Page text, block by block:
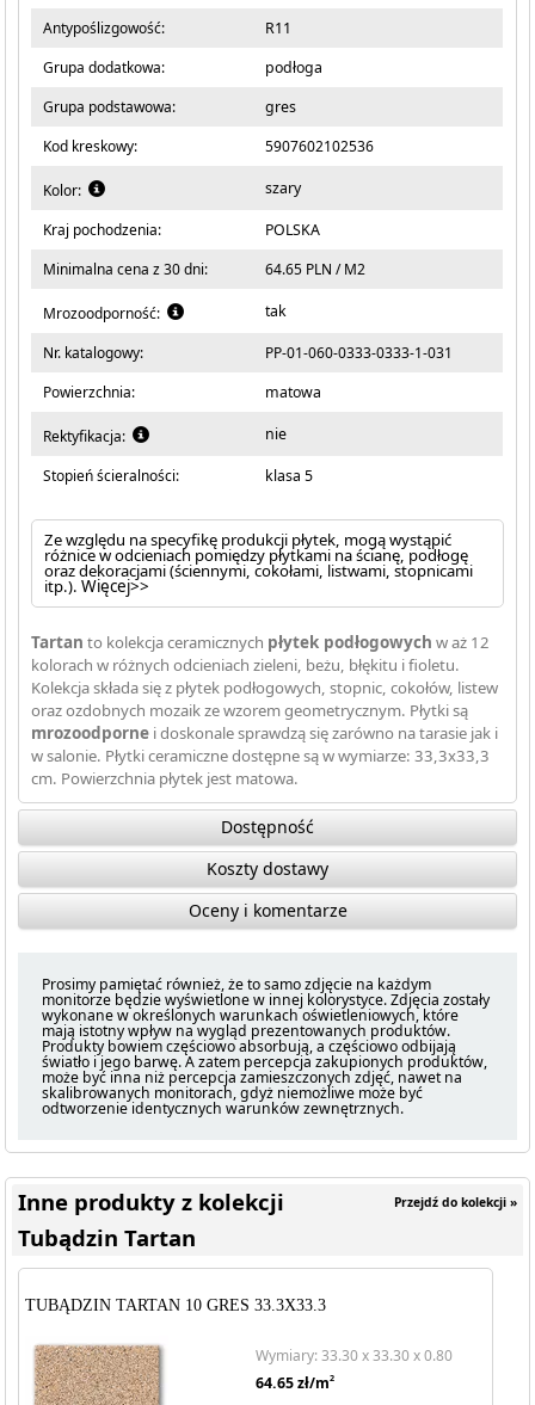
Antypoślizgowość:
R11
Grupa dodatkowa:
podłoga
Grupa podstawowa:
gres
Kod kreskowy:
5907602102536
Kolor: szary
Kraj pochodzenia:
POLSKA
Minimalna cena z 30 dni:
64.65 PLN / M2
Mrozoodporność: tak
Nr. katalogowy:
PP-01-060-0333-0333-1-031
Powierzchnia:
matowa
Rektyfikacja: nie
Stopień ścieralności: klasa 5
Ze względu na specyfikę produkcji płytek, mogą wystąpić
różnice w odcieniach pomiędzy płytkami na ścianę, podłogę
oraz dekoracjami (ściennymi, cokołami, listwami, stopnicami
itp.).Więcej>>
Tartan to kolekcja ceramicznych płytek podłogowych w aż 12
kolorach w różnych odcieniach zieleni, beżu, błękitu i fioletu.
Kolekcja składa się z płytek podłogowych, stopnic, cokołów, listew
oraz ozdobnych mozaik ze wzorem geometrycznym. Płytki są
mrozoodporne i doskonale sprawdzą się zarówno na tarasie jak i
w salonie. Płytki ceramiczne dostępne są w wymiarze: 33,3x33,3
cm. Powierzchnia płytek jest matowa.
Dostępność
Koszty dostawy
Oceny i komentarze
Prosimy pamiętać również, że to samo zdjęcie na każdym
monitorze będzie wyświetlone w innej kolorystyce. Zdjęcia zostały
wykonane w określonych warunkach oświetleniowych, które
mają istotny wpływ na wygląd prezentowanych produktów.
Produkty bowiem częściowo absorbują, a częściowo odbijają
światło i jego barwę. A zatem percepcja zakupionych produktów,
może być inna niż percepcja zamieszczonych zdjęć, nawet na
skalibrowanych monitorach, gdyż niemożliwe może być
odtworzenie identycznych warunków zewnętrznych.
Przejdź do kolekcji »
Inne produkty z kolekcji
Tubądzin Tartan
TUBĄDZIN TARTAN 10 GRES 33.3X33.3
Wymiary: 33.30 x 33.30 x 0.80
64.65zł/m2